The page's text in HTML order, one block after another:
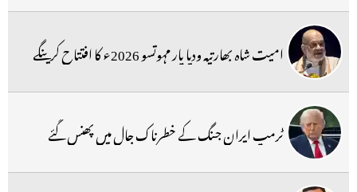
امیت شاہ بھارتیہ ودیا پار مہوتسو 2026ء کا افتتاح کرینگے
ٹرمپ ایران جنگ کے خطرناک جال میں پھنس گئے